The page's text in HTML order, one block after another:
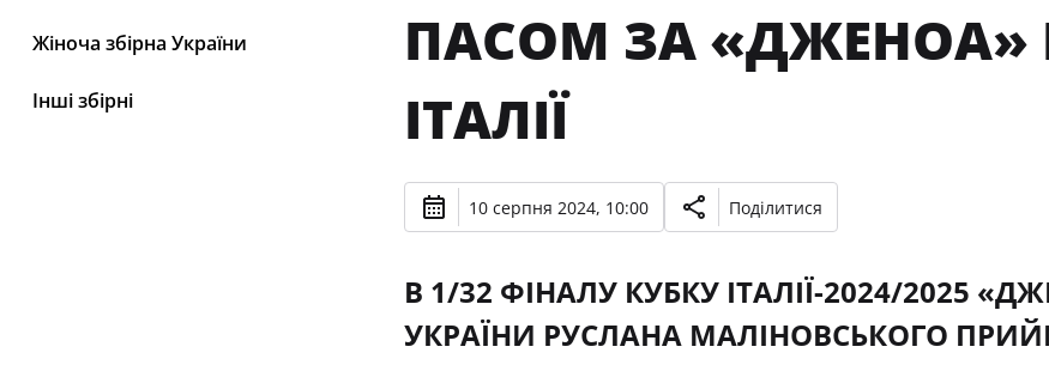
Жіноча збірна України
Інші збірні
ПАСОМ ЗА «ДЖЕНОА»
ІТАЛІЇ
10 серпня 2024, 10:00 Поділитися
В 1/32 ФІНАЛУ КУБКУ ІТАЛІЇ-2024/2025
УКРАЇНИ РУСЛАНА МАЛІНОВСЬКОГО